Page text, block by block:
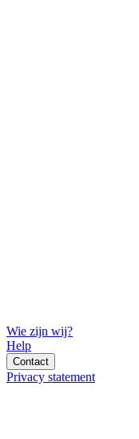
Wie zijn wij?
Help
Contact
Privacy statement